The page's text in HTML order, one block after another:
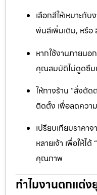
เลือกสีให้เหมาะกั
พ่นสีเพิ่มเติม, หรือ
หากใช้งานภายน
คุณสมบัติไม่ดูดซึม
ให้ทางร้าน “สั่งตั
ติดตั้ง เพื่อลดความ
เปรียบเทียบราคา
หลายเจ้า เพื่อให้ไ
คุณภาพ
ทำไมงานตกแต่ง